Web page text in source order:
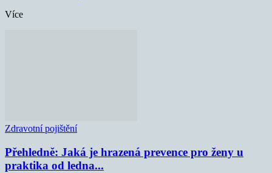
Více
Zdravotní pojištění
Přehledně: Jaká je hrazená prevence pro ženy u
praktika od ledna...